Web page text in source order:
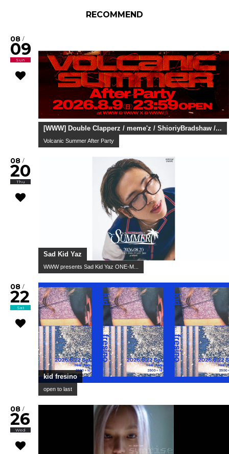
RECOMMEND
08 /
09
Sun
[WWW] Double Clapperz / meme'z / ShioriyBradshaw /...
Volcanic Summer After Party
08 /
20
Thu
Sad Kid Yaz
WWW presents Sad Kid Yaz ONE-M...
08 /
22
Sat
kid fresino
open to last
08 /
26
Wed